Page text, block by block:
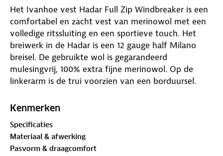
Het Ivanhoe vest Hadar Full Zip Windbreaker is een
comfortabel en zacht vest van merinowol met een
volledige ritssluiting en een sportieve touch. Het
breiwerk in de Hadar is een 12 gauge half Milano
breisel. De gebruikte wol is gegarandeerd
mulesingvrij, 100% extra fijne merinowol. Op de
linkerarm is de trui voorzien van een borduursel.
windbreaker waarmee je deze als jas kan dragen op
seizoenen.
Onderstaand de belangrijkste kenmerken van het
Kenmerken
Specificaties
Materiaal & afwerking
Pasvorm & draagcomfort